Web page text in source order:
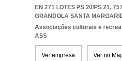
EN 271 LOTES PS 20/PS 21,
GRANDOLA SANTA
Associações culturais e
ASS
Ver empresa Ver no